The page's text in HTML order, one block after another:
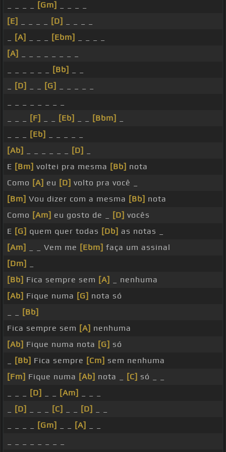
[Gm]
[E]
[D]
[A] [Ebm]
[A]
[Bb]
[D] [G]
[F] [Eb] [Bbm]
[Eb]
[Ab]
[D]
E [Bm] voltei pra mesma [Bb] nota
Como [A] eu [D] volto pra você _
[Bm] Vou dizer com a mesma [Bb] nota
Como [Am] eu gosto de _ [D] vocês
E [G] quem quer todas [Db] as notas _
[Am]
_ _ Vem me [Ebm] faça um assinal
[Dm]
[Bb] Fica sempre sem [A]
_ nenhuma
[Ab] Fique numa [G] nota só
[Bb]
Fica sempre sem [A] nenhuma
[Ab] Fique numa nota [G] só
[Bb] Fica sempre [Cm] sem nenhuma
[Fm] Fique numa [Ab] nota _ [C] só _ _
[D] [Am]
[D] [C] [D]
[Gm] [A]